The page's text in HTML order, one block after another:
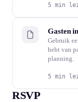
5 min
Gasten
Gebruik
hebt van
planning.
5 min
RSVP